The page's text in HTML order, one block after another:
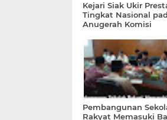
Kejari Siak Ukir
Tingkat Nasional
Anugerah Komisi
Badiklat
Pembangunan
Rakyat Memasuki